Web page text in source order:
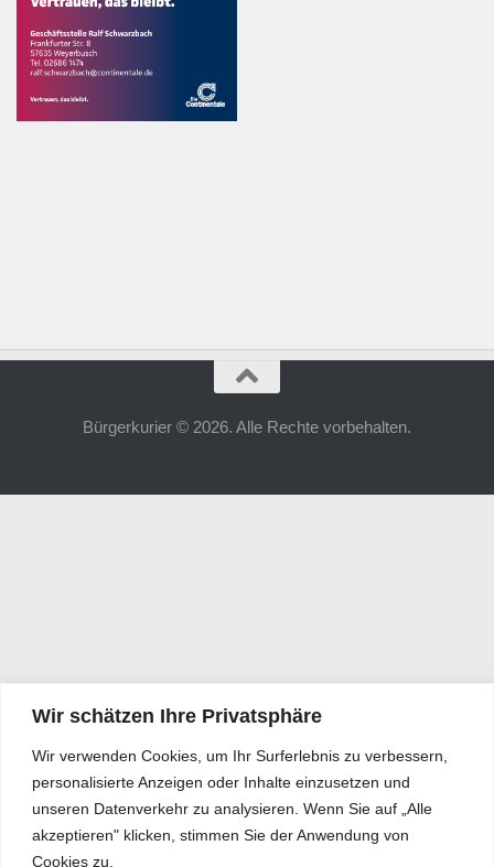
Wir schätzen Ihre Privatsphäre
Wir verwenden Cookies, um Ihr Surferlebnis zu verbessern,
personalisierte Anzeigen oder Inhalte einzusetzen und
unseren Datenverkehr zu analysieren. Wenn Sie auf „Alle
akzeptieren" klicken, stimmen Sie der Anwendung von
Cookies zu.
Bürgerkurier © 2026. Alle Rechte vorbehalten.